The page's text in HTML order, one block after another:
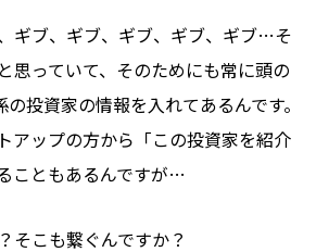
ギブ、ギブ、ギブ、ギブ、ギブ…そ
思っていて、そのためにも常に頭の
投資家の情報を入れてあるんです。
アップの方から「この投資家を紹介
こともあるんですが…
そこも繋ぐんですか？